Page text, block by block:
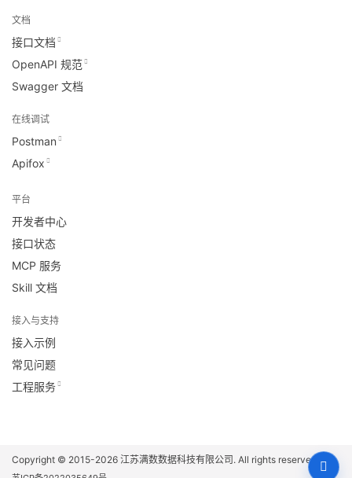
文档
接口文档
OpenAPI 规范
Swagger 文档
在线调试
Postman
Apifox
平台
开发者中心
接口状态
MCP 服务
Skill 文档
接入与支持
接入示例
常见问题
工程服务
Copyright © 2015-2026 江苏满数数据科技有限公司 . All rights reserved.